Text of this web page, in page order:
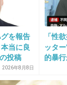
われるほどか
+383
を報告
当に良
投稿
威力は弱
2026年8月8日
「性
ッタ
的暴